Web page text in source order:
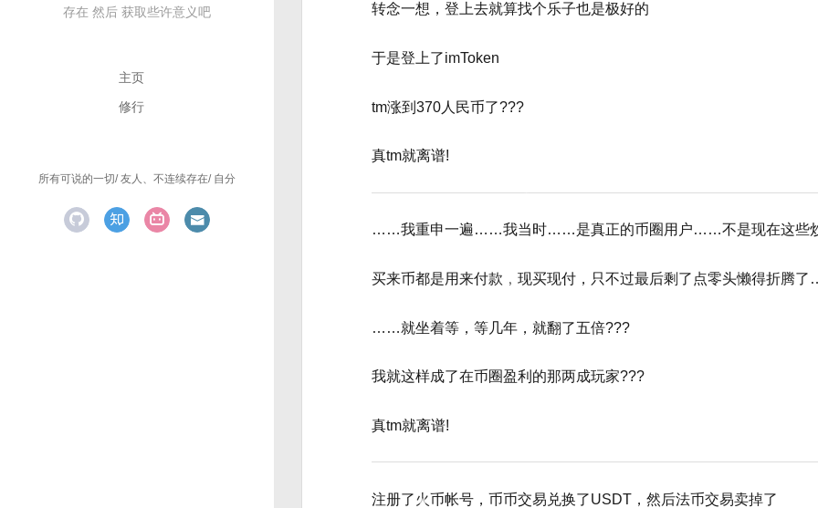
存在 然后 获取些许意义吧
主页
修行
所有可说的一切 友人、不连续存在 自分
转念一想，登上去就算找个乐子也是极好的
于是登上了imToken
tm涨到370人民币了???
真tm就离谱!
……我重申一遍……我当时……是真正的币圈用户……不是现在这些
买来币都是用来付款，现买现付，只不过最后剩了点零头懒得折腾
……就坐着等，等几年，就翻了五倍???
我就这样成了在币圈盈利的那两成玩家???
真tm就离谱!
注册了火币帐号，币币交易兑换了USDT，然后法币交易卖掉了